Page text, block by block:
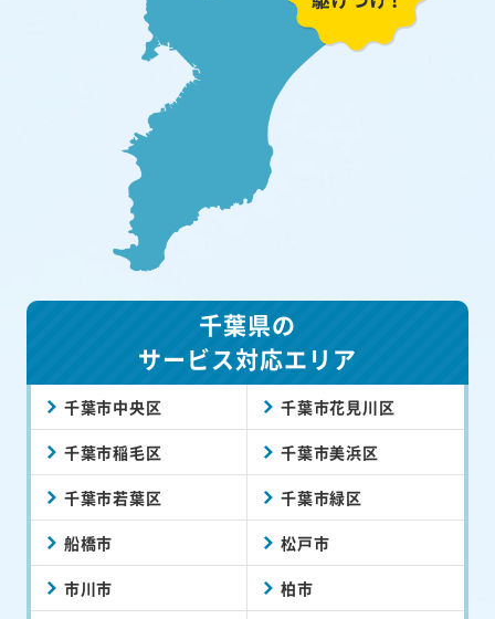
千葉県の
サービス対応エリア
千葉市中央区 千葉市花見川区
千葉市稲毛区 千葉市美浜区
千葉市若葉区 千葉市緑区
船橋市 松戸市
市川市 柏市